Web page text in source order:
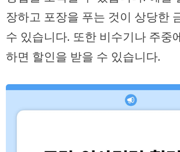
장하고 포장을 푸는 것이 상당한
수 있습니다. 또한 비수기나 주중
하면 할인을 받을 수 있습니다.